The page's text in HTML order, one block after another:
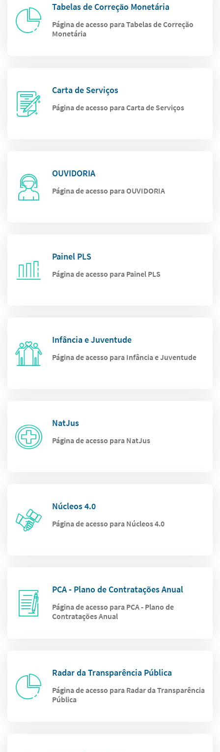
Tabelas de Correção Monetária
Página de acesso para Tabelas de Correção
Monetária
Carta de Serviços
Página de acesso para Carta de Serviços
OUVIDORIA
Página de acesso para OUVIDORIA
Painel PLS
Página de acesso para Painel PLS
Infância e Juventude
Página de acesso para Infância e Juventude
NatJus
Página de acesso para NatJus
Núcleos 4.0
Página de acesso para Núcleos 4.0
PCA - Plano de Contratações Anual
Página de acesso para PCA - Plano de
Contratações Anual
Radar da Transparência Pública
Página de acesso para Radar da Transparência
Pública